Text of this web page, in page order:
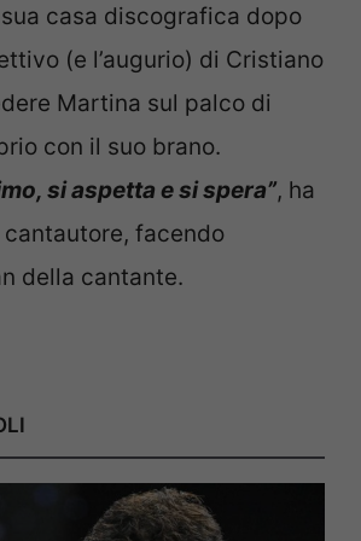
casa discografica dopo
(e l’augurio) di Cristiano
Martina sul palco di
con il suo brano.
si aspetta e si spera”, ha
facendo
della cantante.